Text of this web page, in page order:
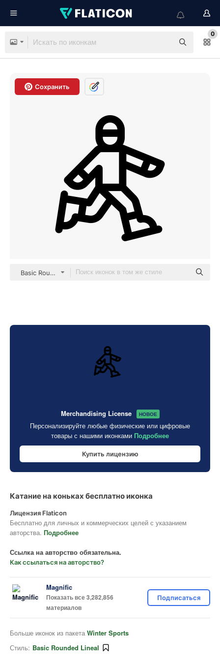
0
Сохранить
Basic Rounded Lineal
Merchandising License НОВОЕ
Персонализируйте любые физические или цифровые
товары с нашими иконками Подробнее
Купить лицензию
Катание на коньках бесплатно иконка
Лицензия Flaticon
Бесплатно для личных и коммерческих целей с указанием
авторства. Подробнее
Ссылка на авторство обязательна.
Как ссылаться на авторство?
Magnific
Показать все 3,282,856
материалов
Подписаться
Больше иконок из пакета Winter Sports
Стиль: Basic Rounded Lineal